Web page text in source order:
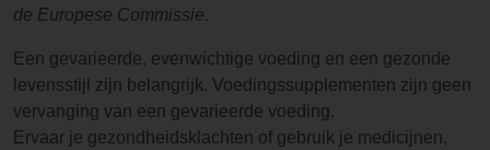
de Europese Commissie.
Een gevarieerde, evenwichtige voeding en een gezonde
levensstijl zijn belangrijk. Voedingssupplementen zijn geen
vervanging van een gevarieerde voeding.
Ervaar je gezondheidsklachten of gebruik je medicijnen,